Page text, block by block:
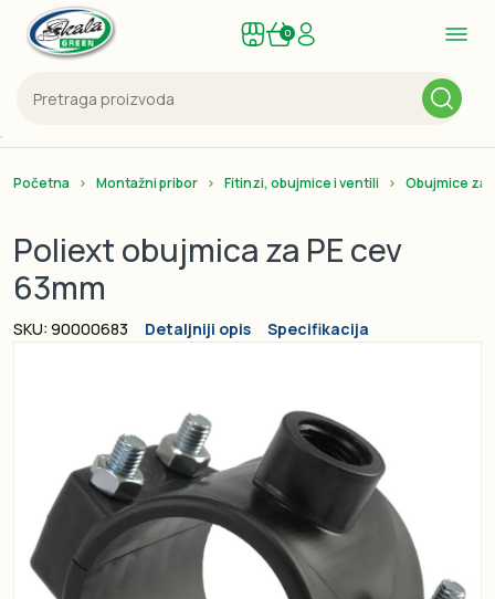
0
Početna Montažni pribor Fitinzi, obujmice i ventili Obujmice za
Poliext obujmica za PE cev
63mm
SKU: 90000683 Detaljniji opis Specifikacija